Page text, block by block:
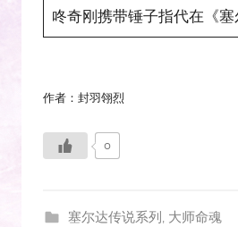
咚奇刚携带锤子指代在《
作者：封羽翎烈
0
塞尔达传说系列 , 大师命魂